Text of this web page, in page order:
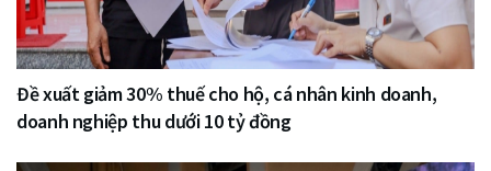
Đề xuất giảm 30% thuế cho hộ, cá nhân kinh doanh,
doanh nghiệp thu dưới 10 tỷ đồng